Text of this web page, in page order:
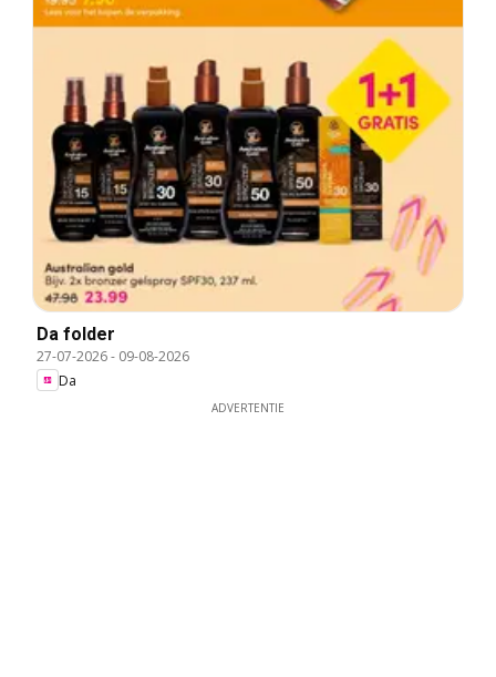
Da folder
27-07-2026- 09-08-2026
Da
ADVERTENTIE